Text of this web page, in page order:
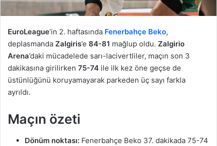
EuroLeague’in 2. haftasında Fenerbahçe Beko,
deplasmanda Zalgiris’e 84-81 mağlup oldu. Zalgirio
Arena’daki mücadelede sarı-lacivertliler, maçın son 3
dakikasına girilirken 75-74 ile ilk kez öne geçse de
üstünlüğünü koruyamayarak parkeden üç sayı farkla
ayrıldı.
Maçın özeti
Dönüm noktası: Fenerbahçe Beko 37. dakikada 75-74